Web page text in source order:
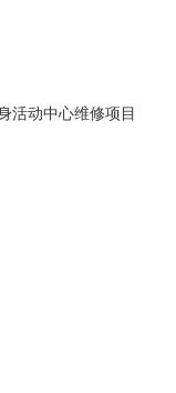
活动中心维修项目